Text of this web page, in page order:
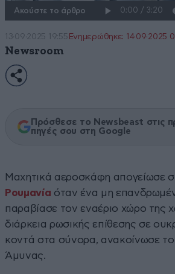
Ακούστε το άρθρο
13·09·2025 19:55 Ενημερώθηκε: 14·09·2025
Newsroom
Πρόσθεσε το Newsbeast στις
πηγές σου στη Google
Μαχητικά αεροσκάφη απογείωσε
Ρουμανία όταν ένα μη
παραβίασε τον εναέριο χώρο της
διάρκεια ρωσικής επίθεσης σε
κοντά στα σύνορα, ανακοίνωσε το
Άμυνας.